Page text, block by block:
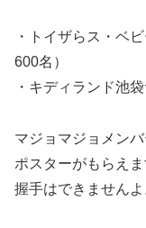
・トイザらス・ベ
600名）
・キディランド池
マジョマジョメン
ポスターがもらえま
握手はできませんよ